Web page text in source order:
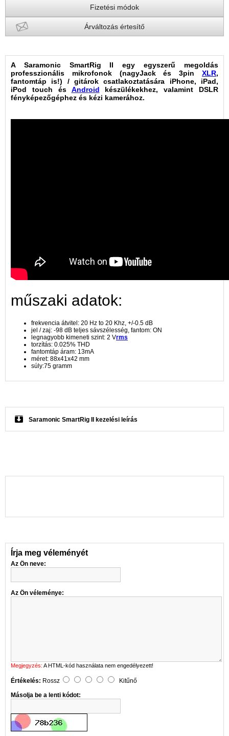
Fizetési módok
Árváltozás értesítő
A Saramonic SmartRig II egy egyszerű megoldás
professzionális mikrofonok (nagyJack és 3pin XLR,
fantomtáp is!) / gitárok csatlakoztatására iPhone, iPad,
iPod touch és Android készülékekhez, valamint DSLR
fényképezőgéphez és kézi kamerához.
műszaki adatok:
frekvencia átvitel: 20 Hz to 20 Khz, +/-0.5 dB
jel / zaj: -98 dB teljes sávszélesség, fantom: ON
legnagyobb kimeneti szint: 2 Vrms
torzítás: 0.025% THD
fantomtáp áram: 13mA
méret: 88x41x42 mm
súly:75 gramm
Saramonic SmartRig II kezelési leírás
Írja meg véleményét
Az Ön neve:
Az Ön véleménye:
Megjegyzés: A HTML-kód használata nem engedélyezett!
Értékelés: Rossz
Kitűnő
Másolja be a lenti kódot: